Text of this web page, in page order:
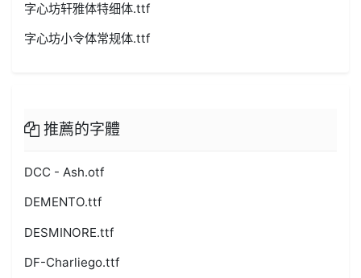
字心坊轩雅体特细体.ttf
字心坊小令体常规体.ttf
推薦的字體
DCC - Ash.otf
DEMENTO.ttf
DESMINORE.ttf
DF-Charliego.ttf